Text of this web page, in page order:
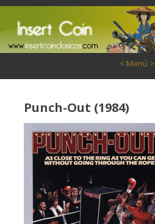
< Menú >
Punch-Out (1984)